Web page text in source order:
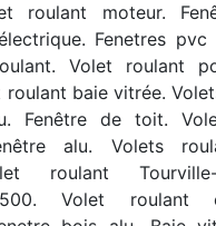
roulant moteur.
Fenetres pvc
Volet roulant
baie vitrée.
Fenêtre de toit.
alu. Volets
roulant Tourville-
Volet roulant